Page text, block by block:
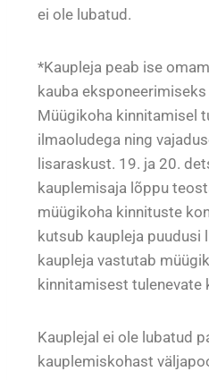
ei ole lubatud.
*Kaupleja peab ise
kauba
Müügikoha kinnitamisel
ilmaoludega ning
lisaraskust. 19. ja 20.
kauplemisaja lõppu
müügikoha kinnituste
kutsub kaupleja puudusi
kaupleja vastutab
kinnitamisest tulenevate
Kauplejal ei ole lubatud
kauplemiskohast